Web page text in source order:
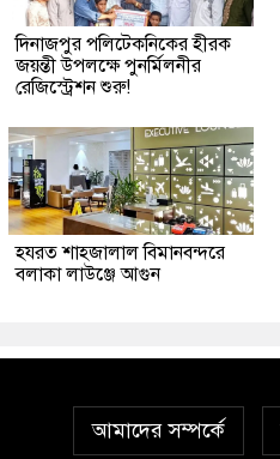
দিনাজপুর পলিটেকনিকের হীরক
জয়ন্তী উপলক্ষে পুনর্মিলনীর
রেজিস্ট্রেশন শুরু!
হযরত শাহজালাল বিমানবন্দরে
বলাকা লাউঞ্জে আগুন
আমাদের সম্পর্কে